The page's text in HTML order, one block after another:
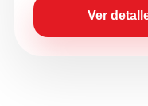
Ver